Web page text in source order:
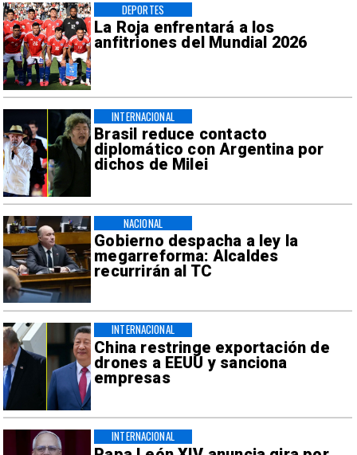
La Roja enfrentará a los
anfitriones del Mundial 2026
DEPORTES
Brasil reduce contacto
diplomático con Argentina por
dichos de Milei
INTERNACIONAL
Gobierno despacha a ley la
megarreforma: Alcaldes
recurrirán al TC
NACIONAL
China restringe exportación de
drones a EEUU y sanciona
empresas
INTERNACIONAL
INTERNACIONAL